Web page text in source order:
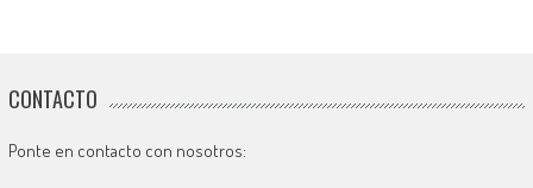
CONTACTO
Ponte en contacto con nosotros: